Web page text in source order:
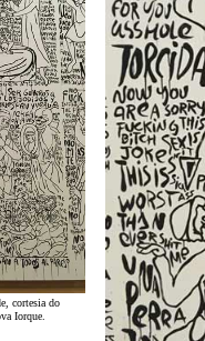
cortesia do
Iorque.